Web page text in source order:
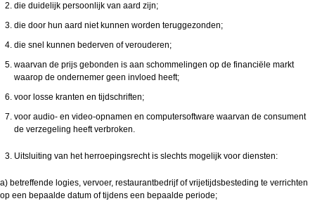
die duidelijk persoonlijk van aard zijn;
die door hun aard niet kunnen worden teruggezonden;
die snel kunnen bederven of verouderen;
waarvan de prijs gebonden is aan schommelingen op de financiële markt
waarop de ondernemer geen invloed heeft;
voor losse kranten en tijdschriften;
voor audio- en video-opnamen en computersoftware waarvan de consument
de verzegeling heeft verbroken.
Uitsluiting van het herroepingsrecht is slechts mogelijk voor diensten:
a) betreffende logies, vervoer, restaurantbedrijf of vrijetijdsbesteding te verrichten
op een bepaalde datum of tijdens een bepaalde periode;